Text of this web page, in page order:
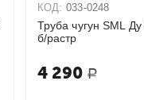
КОД: 033-0248
Труба чугун SML
б/растр
4 290 Р